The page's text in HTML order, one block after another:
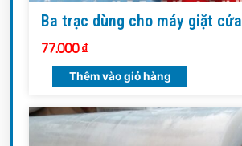
Ba trạc dùng cho máy giặt
77.000₫
Thêm vào giỏ hàng